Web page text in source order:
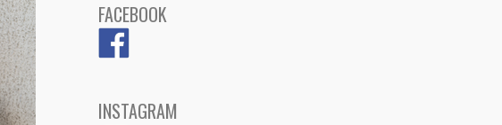
FACEBOOK
INSTAGRAM